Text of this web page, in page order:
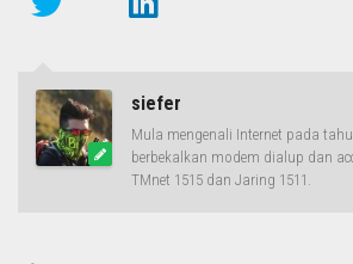
siefer
Mula mengenali Internet pada
berbekalkan modem dialup dan
TMnet 1515 dan Jaring 1511.